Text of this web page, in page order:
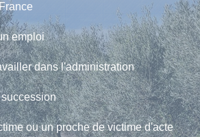
emploi
dans l'administration
ou un proche de victime d'acte